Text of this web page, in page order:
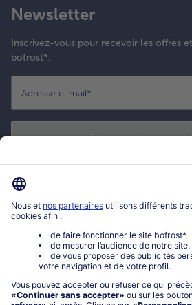
Newsletter
Inscrivez-vous pour recevoir les offres
bofrost*.
Adresse e-mail*
S'enregistrer
Mon compte bofrost*
service@bofrost.fr